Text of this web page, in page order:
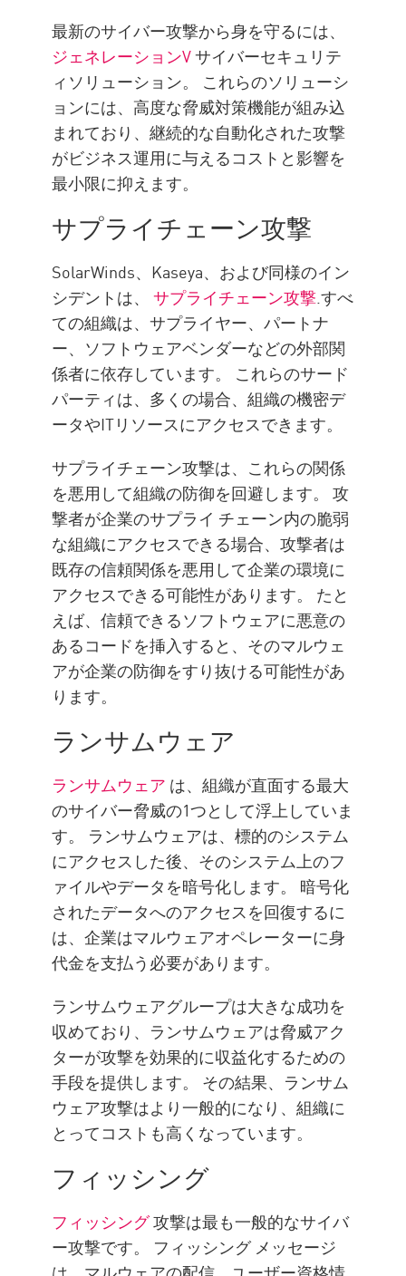
最新のサイバー攻撃から身を守るには、
ジェネレーションVサイバーセキュリテ
ィソリューション。 これらのソリューシ
ョンには、高度な脅威対策機能が組み込
まれており、継続的な自動化された攻撃
がビジネス運用に与えるコストと影響を
最小限に抑えます。
サプライチェーン攻撃
SolarWinds、Kaseya、および同様のイン
シデントは、サプライチェーン攻撃.すべ
ての組織は、サプライヤー、パートナ
ー、ソフトウェアベンダーなどの外部関
係者に依存しています。 これらのサード
パーティは、多くの場合、組織の機密デ
ータやITリソースにアクセスできます。
サプライチェーン攻撃は、これらの関係
を悪用して組織の防御を回避します。 攻
撃者が企業のサプライ チェーン内の脆弱
な組織にアクセスできる場合、攻撃者は
既存の信頼関係を悪用して企業の環境に
アクセスできる可能性があります。 たと
えば、信頼できるソフトウェアに悪意の
あるコードを挿入すると、そのマルウェ
アが企業の防御をすり抜ける可能性があ
ります。
ランサムウェア
ランサムウェア は、組織が直面する最大
のサイバー脅威の1つとして浮上していま
す。 ランサムウェアは、標的のシステム
にアクセスした後、そのシステム上のフ
ァイルやデータを暗号化します。 暗号化
されたデータへのアクセスを回復するに
は、企業はマルウェアオペレーターに身
代金を支払う必要があります。
ランサムウェアグループは大きな成功を
収めており、ランサムウェアは脅威アク
ターが攻撃を効果的に収益化するための
手段を提供します。 その結果、ランサム
ウェア攻撃はより一般的になり、組織に
とってコストも高くなっています。
フィッシング
フィッシング攻撃は最も一般的なサイバ
ー攻撃です。 フィッシング メッセージ